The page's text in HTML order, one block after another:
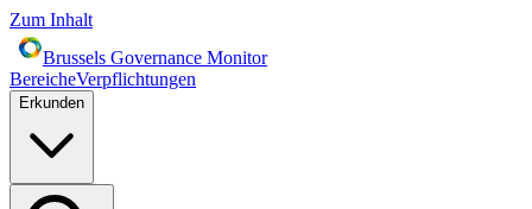
Zum Inhalt
Brussels Governance Monitor
BereicheVerpflichtungen
Erkunden